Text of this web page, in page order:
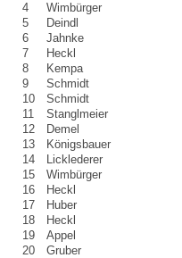
4
Wimbürger
5
Deindl
6
Jahnke
7
Heckl
8
Kempa
9
Schmidt
10
Schmidt
11
Stanglmeier
12
Demel
13
Königsbauer
14
Licklederer
15
Wimbürger
16
Heckl
17
Huber
18
Heckl
19
Appel
20
Gruber